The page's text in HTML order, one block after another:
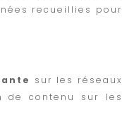
recueillies pour
sur les réseaux
de contenu sur les